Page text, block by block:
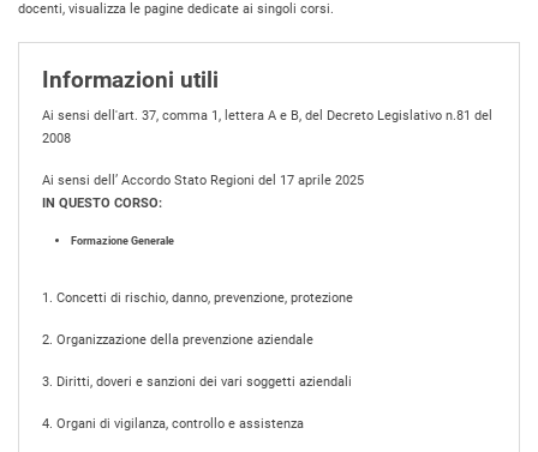
docenti, visualizza le pagine dedicate ai singoli corsi.
Informazioni utili
Ai sensi dell'art. 37, comma 1, lettera A e B, del Decreto Legislativo n.81 del
2008
Ai sensi dell’ Accordo Stato Regioni del 17 aprile 2025
IN QUESTO CORSO:
Formazione Generale
1. Concetti di rischio, danno, prevenzione, protezione
2. Organizzazione della prevenzione aziendale
3. Diritti, doveri e sanzioni dei vari soggetti aziendali
4. Organi di vigilanza, controllo e assistenza